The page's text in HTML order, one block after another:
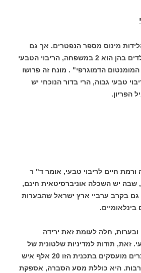
מינוס מספר הנפטרים. אך גם
באוכלוסיות שמספר הילדים בהן הוא 2 במשפחה, הריבוי הטבעי
הדמוגרפי" . מונח זה פרושו
טבעי גבוה, הרי בדור הנוכחי יש
הפריון.
ורמת חיים לריבוי טבעי, אומר ד" ר
שבה יש השכלה אוניברסיטאית חינם,
גם בקרב ערביי ארץ ישראל שהבערות
בינלאומיים.
חלה לעומת זאת ירידה
זאת, תודות למדיניות שלטונית של
תיכנון האוכלוסייה. במצרים מועסקים בתכנית הזו 20 אלף איש
רבות. היא כוללת מסע הסברה, אספקת